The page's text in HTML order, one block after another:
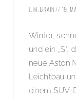
J. M. BRAIN 19.
Winter,
und ein „S“,
neue Aston
Leichtbau
einem SUV-